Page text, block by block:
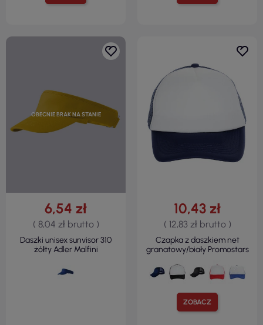
OBECNIE BRAK NA STANIE
6,54 zł
( 8,04 zł brutto )
Daszki unisex sunvisor 310
żółty Adler Malfini
ZOBACZ
10,43 zł
( 12,83 zł brutto )
Czapka z daszkiem net
granatowy/biały Promostars